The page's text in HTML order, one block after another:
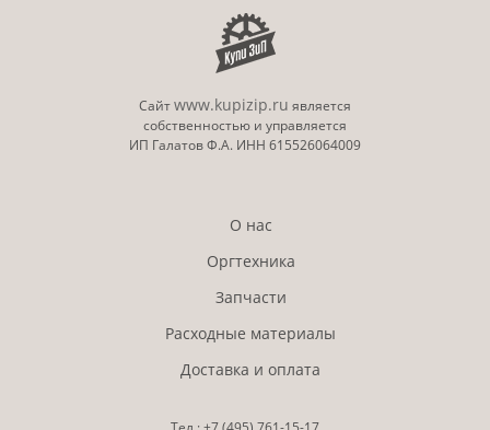
Сайтwww.kupizip.ru является
собственностью и управляется
ИП Галатов Ф.А. ИНН 615526064009
О нас
Оргтехника
Запчасти
Расходные материалы
Доставка и оплата